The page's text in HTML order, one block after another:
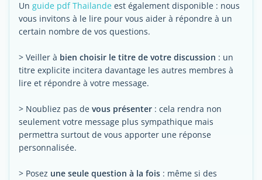
Un guide pdf Thailande est également disponible : nous
vous invitons à le lire pour vous aider à répondre à un
certain nombre de vos questions.
> Veiller à bien choisir le titre de votre discussion : un
titre explicite incitera davantage les autres membres à
lire et répondre à votre message.
> Noubliez pas de vous présenter : cela rendra non
seulement votre message plus sympathique mais
permettra surtout de vous apporter une réponse
personnalisée.
> Posez une seule question à la fois : même si des